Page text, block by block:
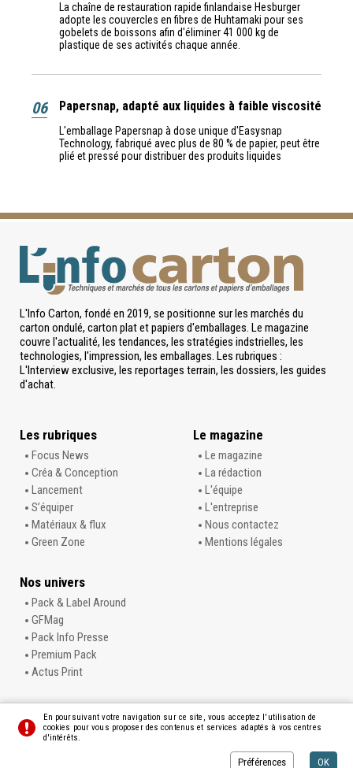
La chaîne de restauration rapide finlandaise Hesburger
adopte les couvercles en fibres de Huhtamaki pour ses
gobelets de boissons afin d'éliminer 41 000 kg de
plastique de ses activités chaque année.
06 Papersnap, adapté aux liquides à faible viscosité
L'emballage Papersnap à dose unique d'Easysnap
Technology, fabriqué avec plus de 80 % de papier, peut être
plié et pressé pour distribuer des produits liquides
L'Info Carton, fondé en 2019, se positionne sur les marchés du
carton ondulé, carton plat et papiers d'emballages. Le magazine
couvre l'actualité, les tendances, les stratégies indstrielles, les
technologies, l'impression, les emballages. Les rubriques :
L'Interview exclusive, les reportages terrain, les dossiers, les guides
d'achat.
Les rubriques
Focus News
Créa & Conception
Lancement
S’équiper
Matériaux & flux
Green Zone
Le magazine
Le magazine
La rédaction
L'équipe
L'entreprise
Nous contactez
Mentions légales
Nos univers
Pack & Label Around
GFMag
Pack Info Presse
Premium Pack
Actus Print
Préférences Crédits
En poursuivant votre navigation sur ce site, vous acceptez l'utilisation de
cookies pour vous proposer des contenus et services adaptés à vos centres
d'intérêts.
Préférences OK